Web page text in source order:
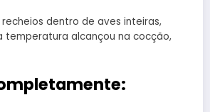
dentro de aves inteiras,
temperatura alcançou na cocção,